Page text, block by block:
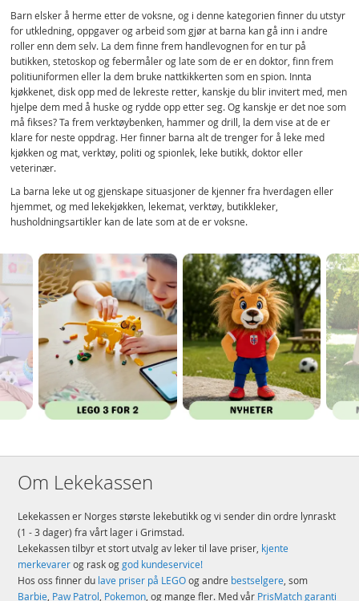
Barn elsker å herme etter de voksne, og i denne kategorien finner du utstyr
for utkledning, oppgaver og arbeid som gjør at barna kan gå inn i andre
roller enn dem selv. La dem finne frem handlevognen for en tur på
butikken, stetoskop og febermåler og late som de er en doktor, finn frem
politiuniformen eller la dem bruke nattkikkerten som en spion. Innta
kjøkkenet, disk opp med de lekreste retter, kanskje du blir invitert med, men
hjelpe dem med å huske og rydde opp etter seg. Og kanskje er det noe som
må fikses? Ta frem verktøybenken, hammer og drill, la dem vise at de er
klare for neste oppdrag. Her finner barna alt de trenger for å leke med
kjøkken og mat, verktøy, politi og spionlek, leke butikk, doktor eller
veterinær.
La barna leke ut og gjenskape situasjoner de kjenner fra hverdagen eller
hjemmet, og med lekekjøkken, lekemat, verktøy, butikkleker,
husholdningsartikler kan de late som at de er voksne.
Om Lekekassen
Lekekassen er Norges største lekebutikk og vi sender din ordre lynraskt
(1 - 3 dager) fra vårt lager i Grimstad.
Lekekassen tilbyr et stort utvalg av leker til lave priser, kjente
merkevarerog rask oggod kundeservice!
Hos oss finner du lave priser på LEGOog andre bestselgere , som
Barbie Paw Patrol Pokemon , og mange fler. Med vår PrisMatch garanti